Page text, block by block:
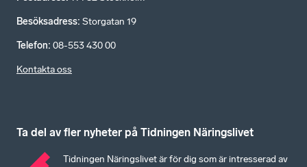
Besöksadress: Storgatan 19
Telefon: 08-553 430 00
Kontakta oss
Ta del av fler nyheter på Tidningen Näringslivet
Tidningen Näringslivet är för dig som är intresserad av